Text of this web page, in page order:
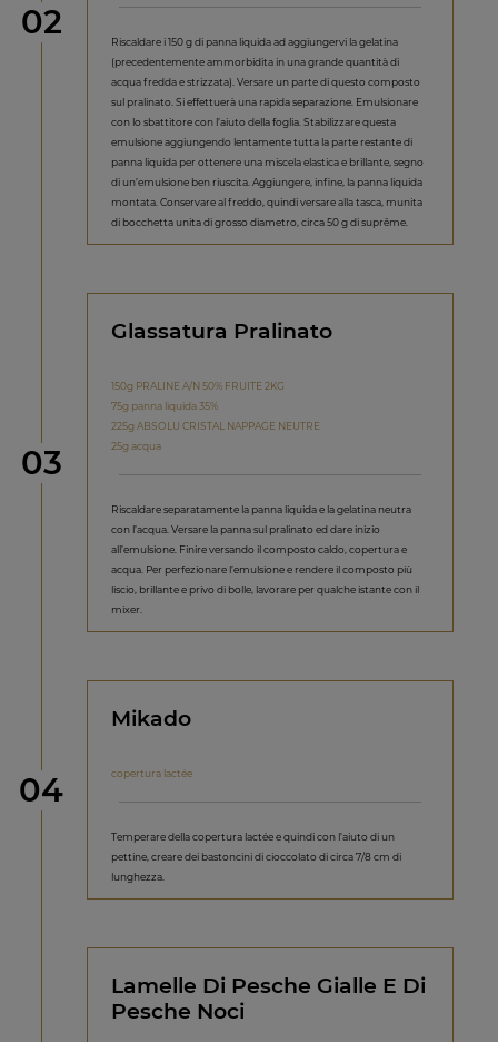
Step
02
Riscaldare i 150 g di panna liquida ad aggiungervi la gelatina
(precedentemente ammorbidita in una grande quantità di
acqua fredda e strizzata). Versare un parte di questo composto
sul pralinato. Si effettuerà una rapida separazione. Emulsionare
con lo sbattitore con l’aiuto della foglia. Stabilizzare questa
emulsione aggiungendo lentamente tutta la parte restante di
panna liquida per ottenere una miscela elastica e brillante, segno
di un’emulsione ben riuscita. Aggiungere, infine, la panna liquida
montata. Conservare al freddo, quindi versare alla tasca, munita
di bocchetta unita di grosso diametro, circa 50 g di suprême.
Step
03
Glassatura Pralinato
150g PRALINE A/N 50% FRUITE 2KG
75g panna liquida 35%
225g ABSOLU CRISTAL NAPPAGE NEUTRE
25g acqua
Riscaldare separatamente la panna liquida e la gelatina neutra
con l’acqua. Versare la panna sul pralinato ed dare inizio
all’emulsione. Finire versando il composto caldo, copertura e
acqua. Per perfezionare l’emulsione e rendere il composto più
liscio, brillante e privo di bolle, lavorare per qualche istante con il
mixer.
Step
04
Mikado
copertura lactée
Temperare della copertura lactée e quindi con l’aiuto di un
pettine, creare dei bastoncini di cioccolato di circa 7/8 cm di
lunghezza.
Lamelle Di Pesche Gialle E Di
Pesche Noci